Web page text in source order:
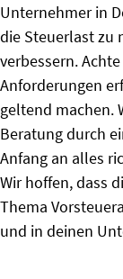
Unternehmer in
die Steuerlast zu
verbessern.
Anforderungen
geltend machen.
Beratung durch
Anfang an alles
Wir hoffen, dass
Thema
und in deinen